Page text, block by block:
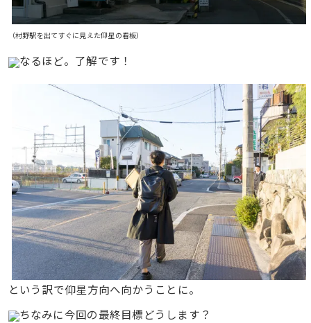
（村野駅を出てすぐに見えた仰星の看板）
なるほど。了解です！
という訳で仰星方向へ向かうことに。
ちなみに今回の最終目標どうします？